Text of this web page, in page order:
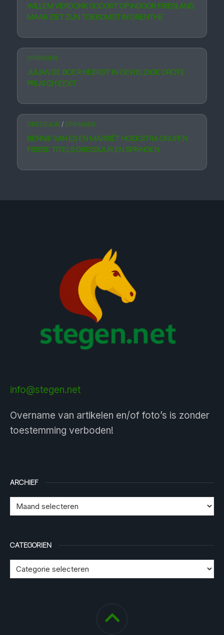
WILLEM VERDONK SCOORT OP INDOOR FRIESLAND,
MAAR ZIET ZIJN TOEKOMST IN DRENTHE
SPRINGEN
JULIAN DE BOER HEERST IN GEWELDIGE GROTE
PRIJS CH EEXT
DRESSUUR / SPRINGEN
BENNIE VAN ES EN MARRIËT HOEKSTRA GRIJPEN
FRIESE TITELS DRESSUUR EN SPRINGEN
info@stegen.net
Overname van artikelen en/of foto’s is zonder
toestemming verboden!
ARCHIEF
CATEGORIEN